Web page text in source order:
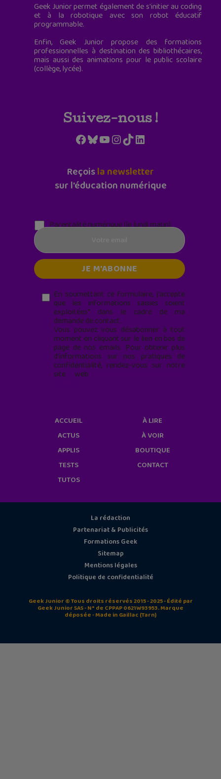
Geek Junior permet également de s'initier au coding
et à la robotique avec son robot éducatif
programmable.
Enfin, Geek Junior propose des formations
professionnelles à destination des bibliothécaires,
mais aussi des animations pour le public scolaire
(collège, lycée).
Suivez-nous !
Facebook
Bluesky
YouTube
Instagram
TikTokLinkedIn
Reçoisla newsletter
sur l'éducation numérique
Parentalité numérique (le lundi matin)
En soumettant ce formulaire, j’accepte
que les informations saisies soient
exploitées* dans le cadre de ma
demande de contact.
Vous pouvez vous désabonner à tout
moment en cliquant sur le lien en bas de
page de nos emails. Pour obtenir plus
d'informations sur nos pratiques de
confidentialité, rendez-vous sur notre
site web
ACCUEIL
ACTUS
APPLIS
TESTS
TUTOS
À LIRE
À VOIR
BOUTIQUE
CONTACT
La rédaction
Partenariat & Publicités
Formations Geek
Sitemap
Mentions légales
Politique de confidentialité
Geek Junior © Tous droits réservés 2015 - 2025 - Édité par
Geek Junior SAS - N° de CPPAP 0621W93953. Marque
déposée - Made in Gaillac (Tarn)